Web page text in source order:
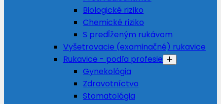
Biologické riziko
Chemické riziko
S predĺženým rukávom
Vyšetrovacie (examinačné) rukavice
Rukavice - podľa profesie
Gynekológia
Zdravotníctvo
Stomatológia